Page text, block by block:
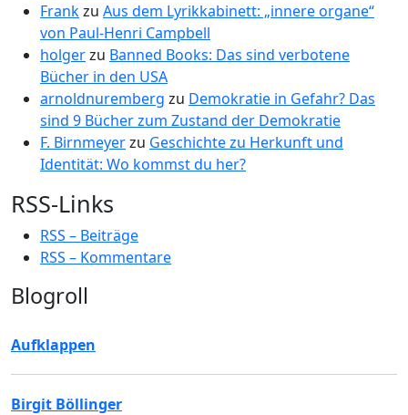
Frankzu Aus dem Lyrikkabinett: „innere organe“
von Paul-Henri Campbell
holgerzu Banned Books: Das sind verbotene
Bücher in den USA
arnoldnuremberg zu Demokratie in Gefahr? Das
sind 9 Bücher zum Zustand der Demokratie
F. Birnmeyerzu Geschichte zu Herkunft und
Identität: Wo kommst du her?
RSS-Links
RSS – Beiträge
RSS – Kommentare
Blogroll
Aufklappen
Birgit Böllinger